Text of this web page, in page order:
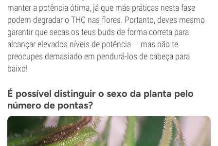
manter a potência ótima, já que más práticas nesta fase
podem degradar o THC nas flores. Portanto, deves mesmo
garantir que secas os teus buds de forma correta para
alcançar elevados níveis de potência — mas não te
preocupes demasiado em pendurá-los de cabeça para
baixo!
É possível distinguir o sexo da planta pelo
número de pontas?